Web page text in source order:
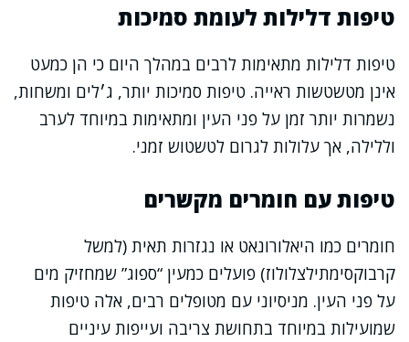
טיפות דלילות לעומת סמיכות
טיפות דלילות מתאימות לרבים במהלך היום כי הן כמעט
אינן מטשטשות ראייה. טיפות סמיכות יותר, ג׳לים ומשחות,
נשמרות יותר זמן על פני העין ומתאימות במיוחד לערב
וללילה, אך עלולות לגרום לטשטוש זמני.
טיפות עם חומרים מקשרים
חומרים כמו היאלורונאט או נגזרות תאית (למשל
קרבוקסימתילצלולוז) פועלים כמעין “ספוג” שמחזיק מים
על פני העין. מניסיוני עם מטופלים רבים, אלה טיפות
שמועילות במיוחד בתחושת צריבה ועייפות עיניים